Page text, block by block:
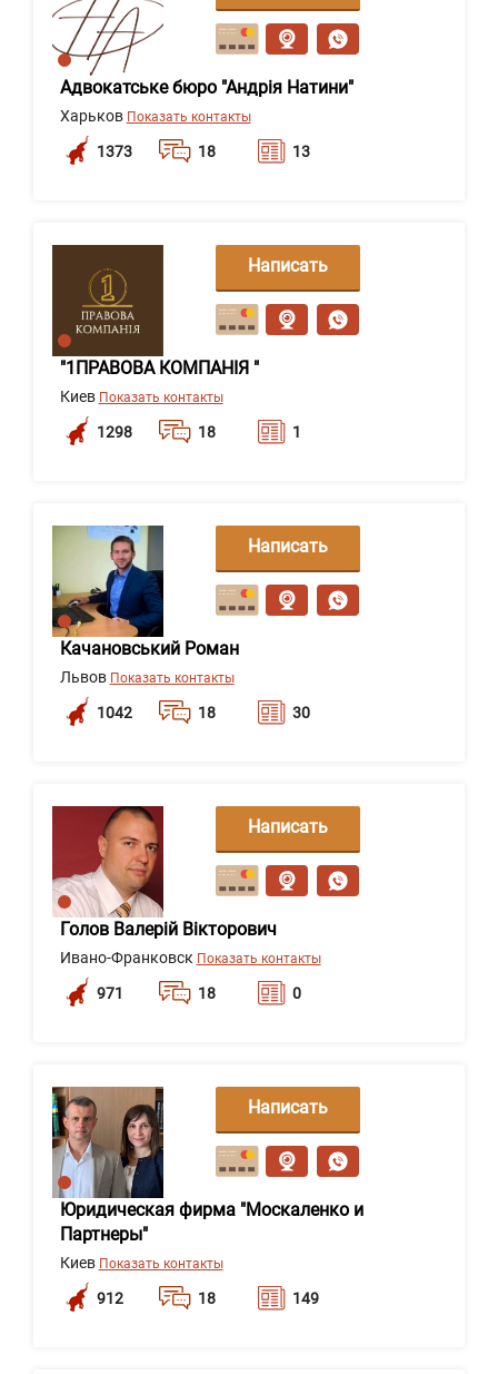
Адвокатське бюро "Андрія Натини"
Харьков Показать контакты
1373 18 13
сообщение
"1ПРАВОВА КОМПАНІЯ "
Киев Показать контакты
1298 18 1
Написать
сообщение
Качановський Роман
Львов Показать контакты
1042 18 30
Написать
сообщение
Голов Валерій Вікторович
Ивано-Франковск Показать контакты
971 18 0
Написать
сообщение
Юридическая фирма "Москаленко и
Партнеры"
Киев Показать контакты
912 18 149
Написать
сообщение